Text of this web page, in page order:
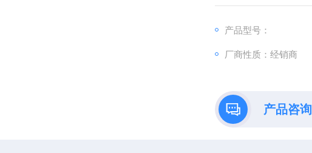
产品型号：
厂商性质：经销商
产品咨询